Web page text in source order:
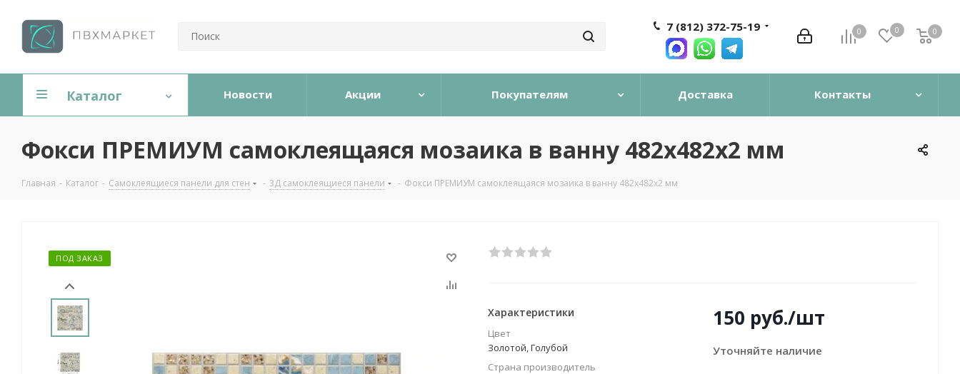
0 0 0
0
7 (812) 372-75-19
Каталог Новости Акции Покупателям Доставка Контакты
Фокси ПРЕМИУМ самоклеящаяся мозаика в ванну 482х482х2 мм
Главная - Каталог - Самоклеящиеся панели для стен - 3Д самоклеящиеся панели - Фокси ПРЕМИУМ самоклеящаяся мозаика в ванну 482х482х2 мм
ПОД ЗАКАЗ
Характеристики
Цвет
Золотой, Голубой
Страна производитель
150 руб./шт
Уточняйте наличие